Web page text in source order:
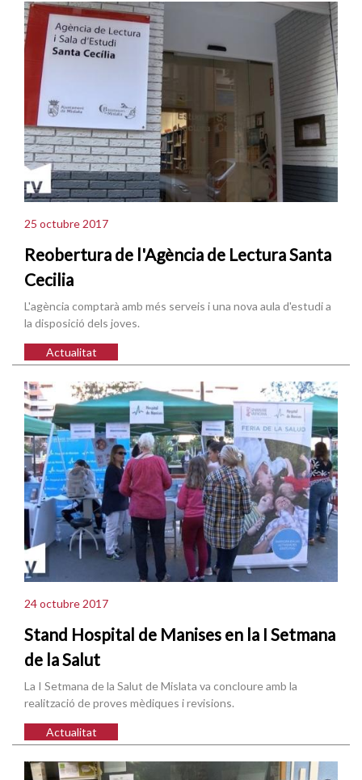
25 octubre 2017
Reobertura de l'Agència de Lectura Santa
Cecilia
L'agència comptarà amb més serveis i una nova aula d'estudi a
la disposició dels joves.
Actualitat
24 octubre 2017
Stand Hospital de Manises en la I Setmana
de la Salut
La I Setmana de la Salut de Mislata va concloure amb la
realització de proves mèdiques i revisions.
Actualitat